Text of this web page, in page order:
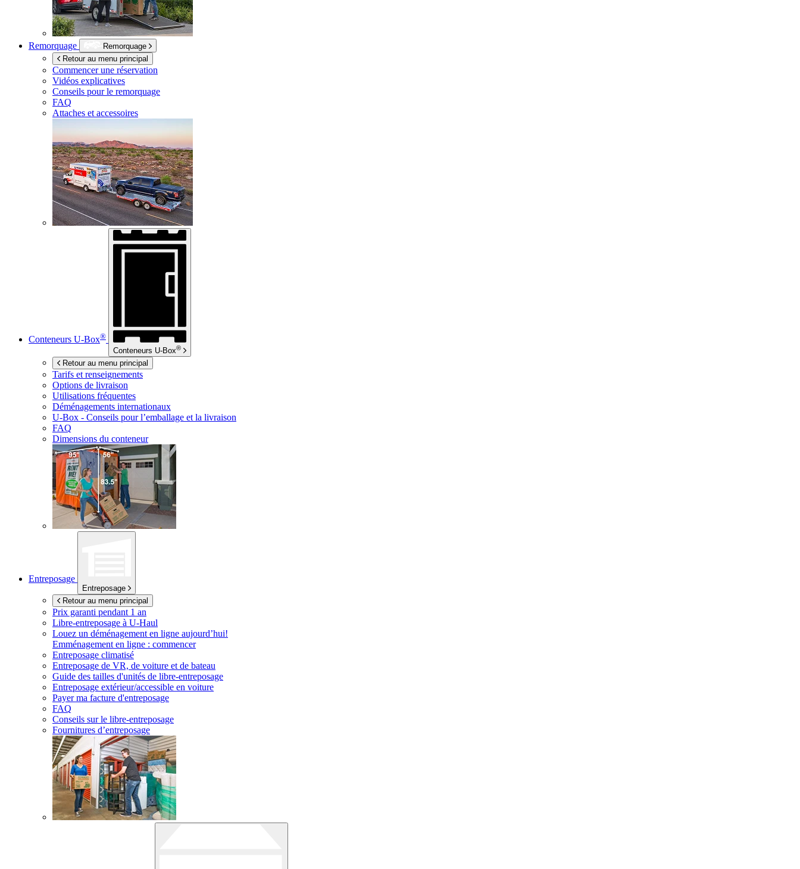
Remorquage
Remorquage
Retour au menu principal
Commencer une réservation
Vidéos explicatives
Conseils pour le remorquage
FAQ
Attaches et accessoires
Conteneurs U-Box®
Conteneurs U-Box®
Retour au menu principal
Tarifs et renseignements
Options de livraison
Utilisations fréquentes
Déménagements internationaux
U-Box - Conseils pour l’emballage et la livraison
FAQ
Dimensions du conteneur
Entreposage
Entreposage
Retour au menu principal
Prix garanti pendant 1 an
Libre-entreposage à U-Haul
Louez un déménagement en ligne aujourd’hui!
Emménagement en ligne : commencer
Entreposage climatisé
Entreposage de VR, de voiture et de bateau
Guide des tailles d'unités de libre-entreposage
Entreposage extérieur/accessible en voiture
Payer ma facture d'entreposage
FAQ
Conseils sur le libre-entreposage
Fournitures d’entreposage